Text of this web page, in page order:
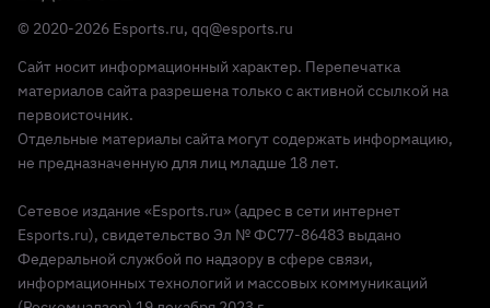
© 2020-2026 Esports.ru, qq@esports.ru
Сайт носит информационный характер. Перепечатка
материалов сайта разрешена только с активной ссылкой на
первоисточник.
Отдельные материалы сайта могут содержать информацию,
не предназначенную для лиц младше 18 лет.
Сетевое издание «Esports.ru» (адрес в сети интернет
Esports.ru), свидетельство Эл № ФС77-86483 выдано
Федеральной службой по надзору в сфере связи,
информационных технологий и массовых коммуникаций